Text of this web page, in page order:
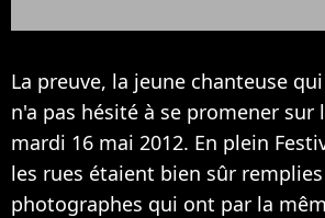
La preuve, la jeune chanteuse
n'a pas hésité à se promener sur
mardi 16 mai 2012. En plein
les rues étaient bien sûr
photographes qui ont par la